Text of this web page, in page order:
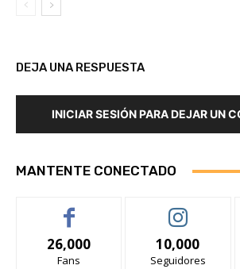
DEJA UNA RESPUESTA
INICIAR SESIÓN PARA DEJAR UN
MANTENTE CONECTADO
26,000
Fans
10,000
Seguidores